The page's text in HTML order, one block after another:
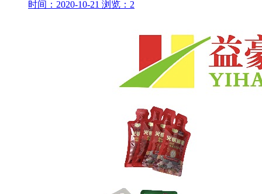
时间： 2020-10-21 浏览： 2